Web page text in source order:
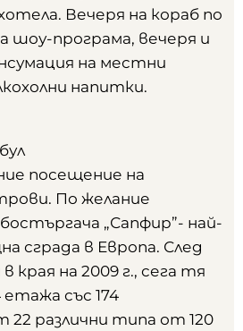
Вечеря на кораб по
шоу-програма, вечеря и
на местни
напитки.
посещение на
По желание
„Сапфир”- най-
сграда в Европа. След
края на 2009 г., сега тя
етажа със 174
различни типа от 120